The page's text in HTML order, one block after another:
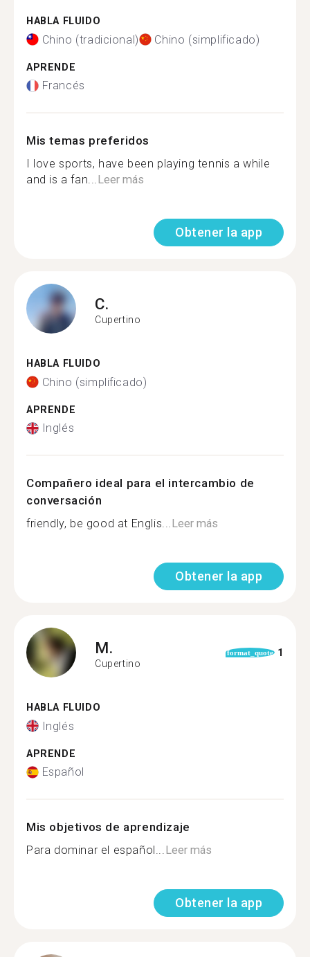
HABLA FLUIDO
Chino (tradicional) Chino (simplificado)
APRENDE
Francés
Mis temas preferidos
I love sports, have been playing tennis a while
and is a fan...Leer más
Obtener la app
C.
Cupertino
HABLA FLUIDO
Chino (simplificado)
APRENDE
Inglés
Compañero ideal para el intercambio de
conversación
friendly, be good at Englis...Leer más
Obtener la app
M.
Cupertino
format_quote 1
HABLA FLUIDO
Inglés
APRENDE
Español
Mis objetivos de aprendizaje
Para dominar el español...Leer más
Obtener la app